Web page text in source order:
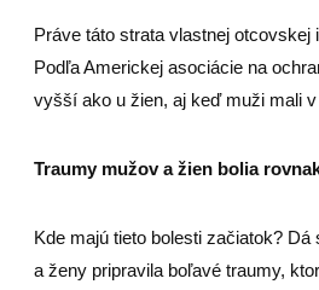
Práve táto strata vlastnej
Podľa Americkej asociácie na
vyšší ako u žien, aj keď muži mali
Traumy mužov a žien bolia
Kde majú tieto bolesti začiatok?
a ženy pripravila boľavé traumy,